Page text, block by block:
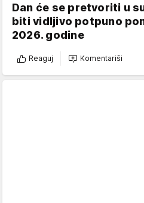
Dan će se pretvoriti u
biti vidljivo potpuno
2026. godine
Reaguj Komentariši